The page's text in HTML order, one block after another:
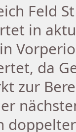
Feld
in
da
zur